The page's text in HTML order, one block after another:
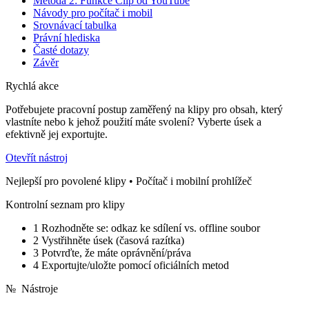
Návody pro počítač i mobil
Srovnávací tabulka
Právní hlediska
Časté dotazy
Závěr
Rychlá akce
Potřebujete pracovní postup zaměřený na klipy pro obsah, který
vlastníte nebo k jehož použití máte svolení? Vyberte úsek a
efektivně jej exportujte.
Otevřít nástroj
Nejlepší pro povolené klipy • Počítač i mobilní prohlížeč
Kontrolní seznam pro klipy
1 Rozhodněte se: odkaz ke sdílení vs. offline soubor
2 Vystřihněte úsek (časová razítka)
3 Potvrďte, že máte oprávnění/práva
4 Exportujte/uložte pomocí oficiálních metod
№ Nástroje